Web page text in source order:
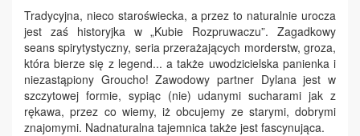
Tradycyjna, nieco staroświecka, a przez to naturalnie urocza
jest zaś historyjka w „Kubie Rozpruwaczu”. Zagadkowy
seans spirytystyczny, seria przerażających morderstw, groza,
która bierze się z legend... a także uwodzicielska panienka i
niezastąpiony Groucho! Zawodowy partner Dylana jest w
szczytowej formie, sypiąc (nie) udanymi sucharami jak z
rękawa, przez co wiemy, iż obcujemy ze starymi, dobrymi
znajomymi. Nadnaturalna tajemnica także jest fascynująca.